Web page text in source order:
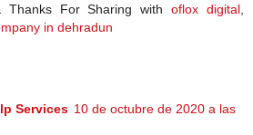
Thanks For Sharing withoflox digital
in dehradun
Services 10 de octubre de 2020 a las